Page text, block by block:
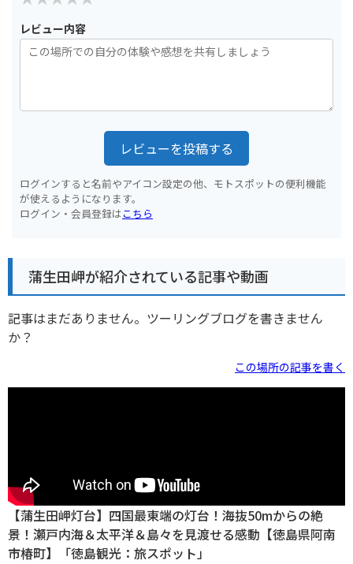
レビュー内容
レビューを投稿する
ログインすると名前やアイコン設定の他、モトスポットの便利機能
が使えるようになります。
ログイン・会員登録はこちら
蒲生田岬が紹介されている記事や動画
記事はまだありません。ツーリングブログを書きません
か？
この場所の記事を書く
【蒲生田岬灯台】四国最東端の灯台！海抜50mからの絶
景！瀬戸内海＆太平洋＆島々を見渡せる感動【徳島県阿南
市椿町】「徳島観光：旅スポット」